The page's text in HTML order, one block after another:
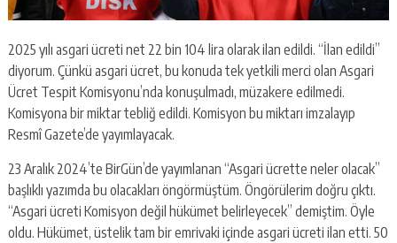
2025 yılı asgari ücreti net 22 bin 104 lira olarak ilan edildi. “İlan edildi”
diyorum. Çünkü asgari ücret, bu konuda tek yetkili merci olan Asgari
Ücret Tespit Komisyonu’nda konuşulmadı, müzakere edilmedi.
Komisyona bir miktar tebliğ edildi. Komisyon bu miktarı imzalayıp
Resmî Gazete’de yayımlayacak.
23 Aralık 2024’te BirGün’de yayımlanan “Asgari ücrette neler olacak”
başlıklı yazımda bu olacakları öngörmüştüm. Öngörülerim doğru çıktı.
“Asgari ücreti Komisyon değil hükümet belirleyecek” demiştim. Öyle
oldu. Hükümet, üstelik tam bir emrivaki içinde asgari ücreti ilan etti. 50